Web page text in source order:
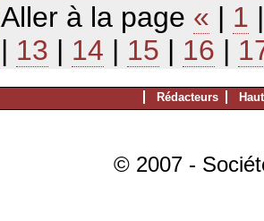
Aller à la page « | 1
| 13 | 14 | 15 | 16 |
Rédacteurs
© 2007 -